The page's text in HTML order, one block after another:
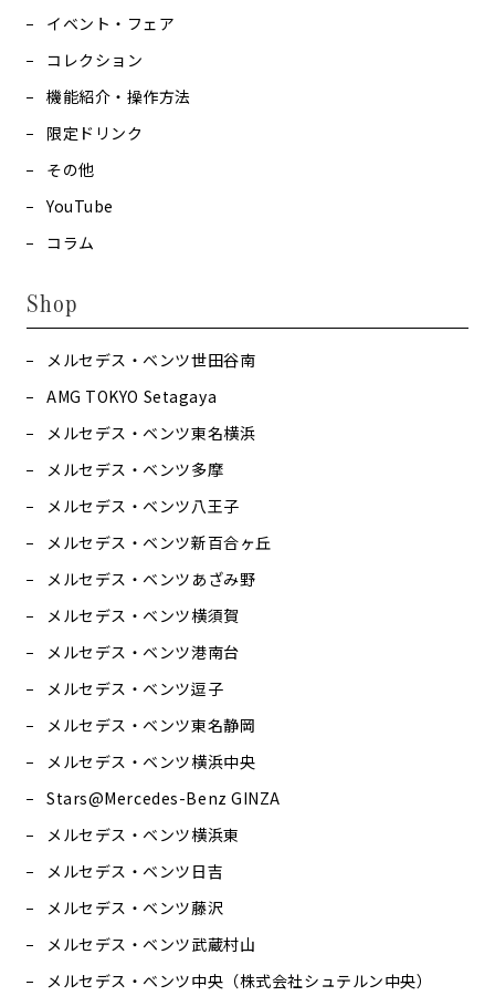
イベント・フェア
コレクション
機能紹介・操作方法
限定ドリンク
その他
YouTube
コラム
Shop
メルセデス・ベンツ世田谷南
AMG TOKYO Setagaya
メルセデス・ベンツ東名横浜
メルセデス・ベンツ多摩
メルセデス・ベンツ八王子
メルセデス・ベンツ新百合ヶ丘
メルセデス・ベンツあざみ野
メルセデス・ベンツ横須賀
メルセデス・ベンツ港南台
メルセデス・ベンツ逗子
メルセデス・ベンツ東名静岡
メルセデス・ベンツ横浜中央
Stars@Mercedes-Benz GINZA
メルセデス・ベンツ横浜東
メルセデス・ベンツ日吉
メルセデス・ベンツ藤沢
メルセデス・ベンツ武蔵村山
メルセデス・ベンツ中央（株式会社シュテルン中央）